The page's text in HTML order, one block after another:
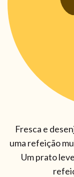
Fresca e
uma refeição
Um prato